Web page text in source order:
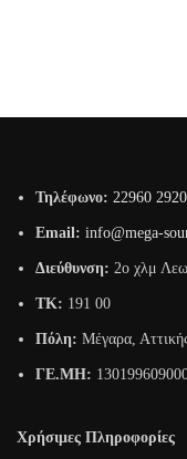
Τηλέφωνο: 22960
Email: info@mega-
Διεύθυνση: 2o χλμ
TK: 191 00
Πόλη: Μέγαρα,
ΓΕ.ΜΗ:
Χρήσιμες Πληροφορίες